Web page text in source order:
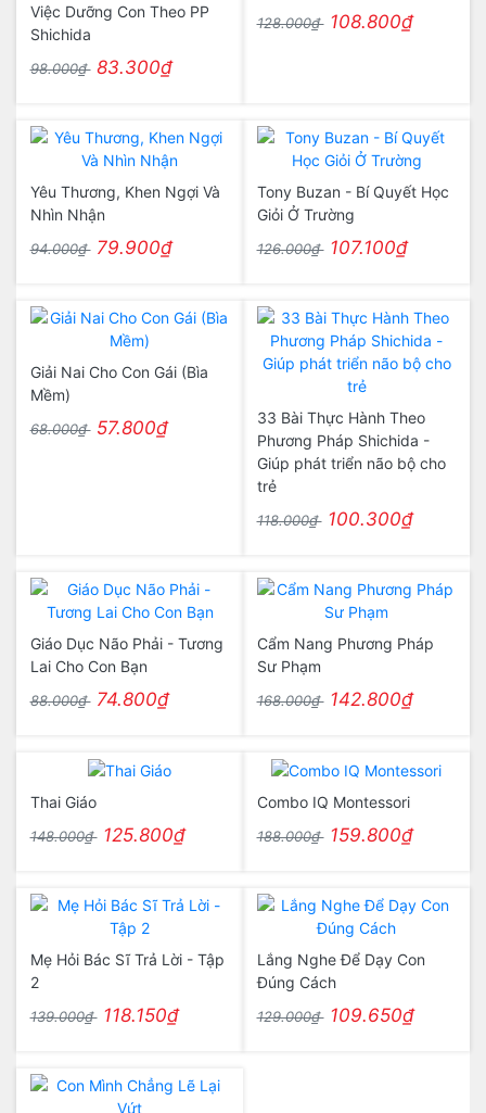
Việc Dưỡng Con Theo PP
Shichida
98.000₫ 83.300₫
128.000₫ 108.800₫
Yêu Thương, Khen Ngợi Và
Nhìn Nhận
94.000₫ 79.900₫
Tony Buzan - Bí Quyết Học
Giỏi Ở Trường
126.000₫ 107.100₫
Giải Nai Cho Con Gái (Bìa
Mềm)
68.000₫ 57.800₫
33 Bài Thực Hành Theo
Phương Pháp Shichida -
Giúp phát triển não bộ cho
trẻ
118.000₫ 100.300₫
Giáo Dục Não Phải - Tương
Lai Cho Con Bạn
88.000₫ 74.800₫
Cẩm Nang Phương Pháp
Sư Phạm
168.000₫ 142.800₫
Thai Giáo
148.000₫ 125.800₫
Combo IQ Montessori
188.000₫ 159.800₫
Mẹ Hỏi Bác Sĩ Trả Lời - Tập
2
139.000₫ 118.150₫
Lắng Nghe Để Dạy Con
Đúng Cách
129.000₫ 109.650₫